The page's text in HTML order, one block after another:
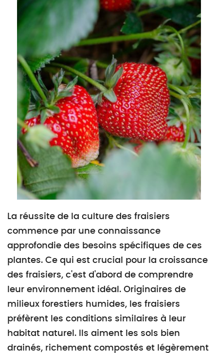
La réussite de la culture des fraisiers
commence par une connaissance
approfondie des besoins spécifiques de ces
plantes. Ce qui est crucial pour la croissance
des fraisiers, c'est d'abord de comprendre
leur environnement idéal. Originaires de
milieux forestiers humides, les fraisiers
préfèrent les conditions similaires à leur
habitat naturel. Ils aiment les sols bien
drainés, richement compostés et légèrement